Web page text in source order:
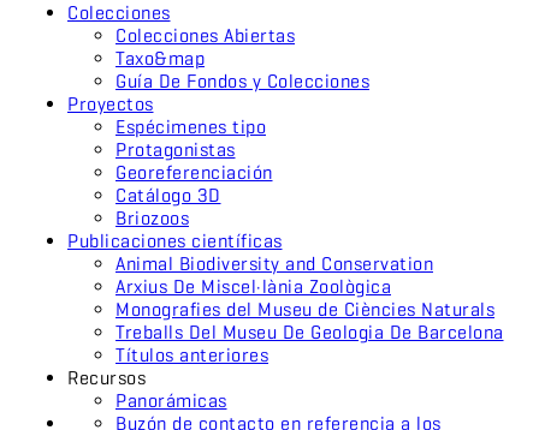
Colecciones
Colecciones Abiertas
Taxo&map
Guía De Fondos y Colecciones
Proyectos
Espécimenes tipo
Protagonistas
Georeferenciación
Catálogo 3D
Briozoos
Publicaciones científicas
Animal Biodiversity and Conservation
Arxius De Miscel·lània Zoològica
Monografies del Museu de Ciències Naturals
Treballs Del Museu De Geologia De Barcelona
Títulos anteriores
Recursos
Panorámicas
Buzón de contacto en referencia a los